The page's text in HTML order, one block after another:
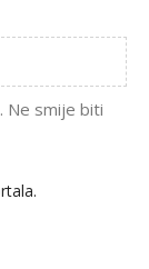
Ne smije biti